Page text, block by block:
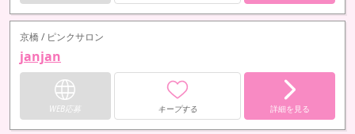
京橋 / ピンクサロン
janjan
WEB応募 キープする 詳細を見る